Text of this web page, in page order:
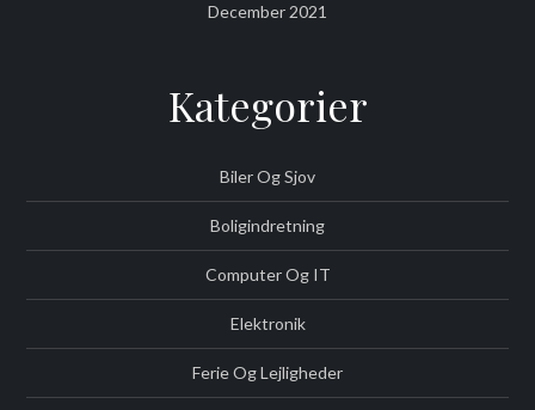
December 2021
Kategorier
Biler Og Sjov
Boligindretning
Computer Og IT
Elektronik
Ferie Og Lejligheder